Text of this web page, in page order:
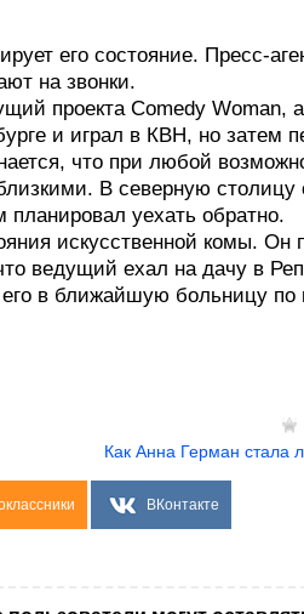
его состояние. Пресс-
на звонки.
проекта Comedy Woman,
и играл в КВН, но затем
что при любой
В северную столицу
планировал уехать обратно.
искусственной комы. Он
ведущий ехал на дачу в
в ближайшую больницу по
Как Анна Герман стала
ВКонтакте